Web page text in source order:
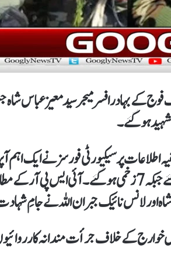
کے بہادر افسر میجر سید معیز عباس شاہ
ہو گئے۔
پر سیکیورٹی فورسز نے ایک اہم
بھارتی سرپرستی میں سرگرم 11 دہشت گرد مارے گئے جبکہ 7 زخمی ہو
اور لانس نائیک جبران اللہ نے جامِ
خوارج کے خلاف جرأت مندانہ